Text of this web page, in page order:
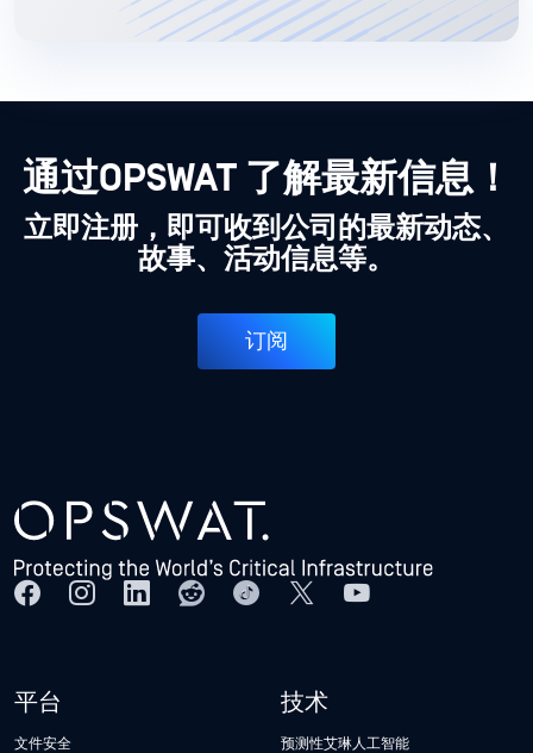
通过OPSWAT 了解最新信息！
立即注册，即可收到公司的最新动态、
故事、活动信息等。
订阅
平台
文件安全
技术
预测性艾琳人工智能